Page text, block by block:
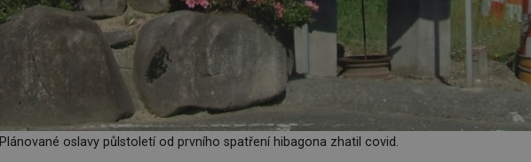
Plánované oslavy půlstoletí od prvního spatření hibagona zhatil covid.